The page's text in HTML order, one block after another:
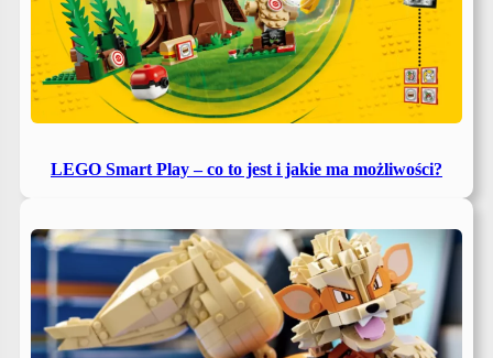
LEGO Smart Play – co to jest i jakie ma możliwości?